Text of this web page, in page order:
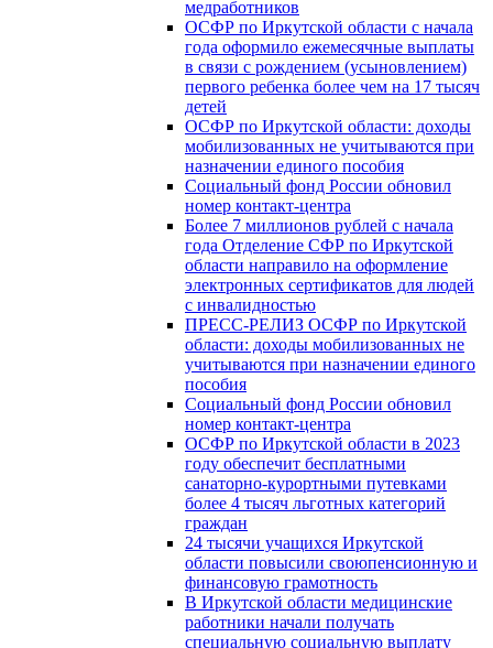
медработников
ОСФР по Иркутской области с начала
года оформило ежемесячные выплаты
в связи с рождением (усыновлением)
первого ребенка более чем на 17 тысяч
детей
ОСФР по Иркутской области: доходы
мобилизованных не учитываются при
назначении единого пособия
Социальный фонд России обновил
номер контакт-центра
Более 7 миллионов рублей с начала
года Отделение СФР по Иркутской
области направило на оформление
электронных сертификатов для людей
с инвалидностью
ПРЕСС-РЕЛИЗ ОСФР по Иркутской
области: доходы мобилизованных не
учитываются при назначении единого
пособия
Социальный фонд России обновил
номер контакт-центра
ОСФР по Иркутской области в 2023
году обеспечит бесплатными
санаторно-курортными путевками
более 4 тысяч льготных категорий
граждан
24 тысячи учащихся Иркутской
области повысили своюпенсионную и
финансовую грамотность
В Иркутской области медицинские
работники начали получать
специальную социальную выплату